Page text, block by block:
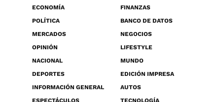
ECONOMÍA
FINANZAS
POLÍTICA
BANCO DE DATOS
MERCADOS
NEGOCIOS
OPINIÓN
LIFESTYLE
NACIONAL
MUNDO
DEPORTES
EDICIÓN IMPRESA
INFORMACIÓN GENERAL
AUTOS
ESPECTÁCULOS
TECNOLOGÍA